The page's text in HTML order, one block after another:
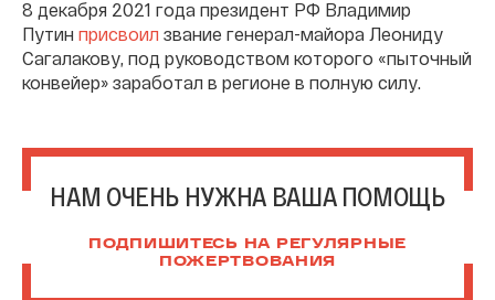
8 декабря 2021 года президент РФ Владимир
Путин присвоил звание генерал-майора Леониду
Сагалакову, под руководством которого «пыточный
конвейер» заработал в регионе в полную силу.
НАМ ОЧЕНЬ НУЖНА ВАША ПОМОЩЬ
ПОДПИШИТЕСЬ НА РЕГУЛЯРНЫЕ
ПОЖЕРТВОВАНИЯ